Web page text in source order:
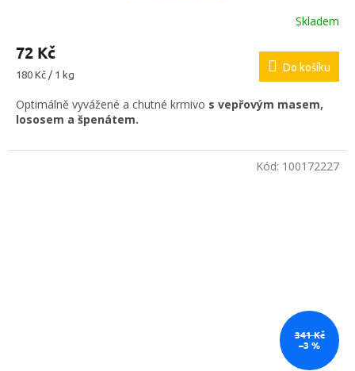
Skladem
72 Kč
Měrná
180 Kč / 1 kg
Do košíku
Optimálně vyvážené a chutné krmivo s vepřovým masem,
lososem a špenátem.
341 Kč
–3 %
Kód: 100172227